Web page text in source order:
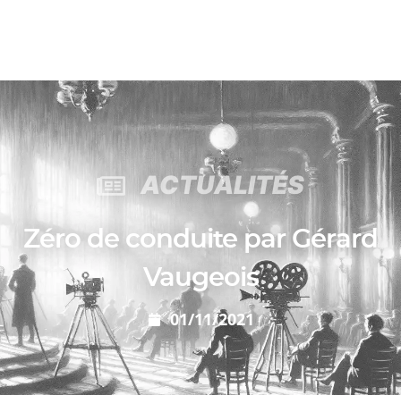
ACTUALITÉS
Zéro de conduite par Gérard
Vaugeois
01/11/2021